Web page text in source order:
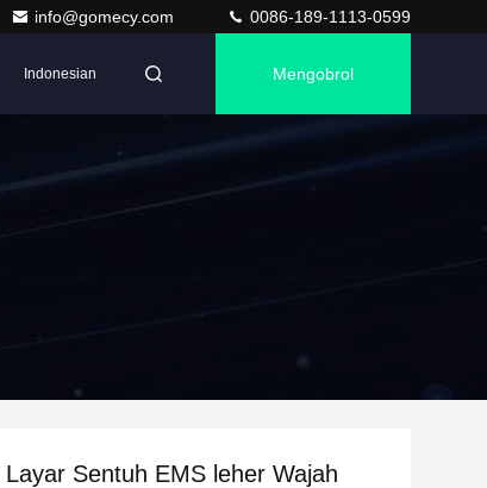
info@gomecy.com 0086-189-1113-0599
Indonesian Mengobrol
Sentuh EMS leher Wajah